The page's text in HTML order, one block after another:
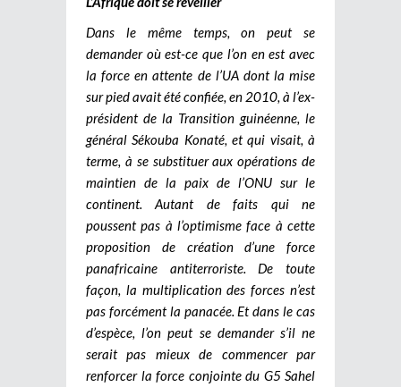
Dans le même temps, on peut se
demander où est-ce que l’on en est avec
la force en attente de l’UA dont la mise
sur pied avait été confiée, en 2010, à l’ex-
président de la Transition guinéenne, le
général Sékouba Konaté, et qui visait, à
terme, à se substituer aux opérations de
maintien de la paix de l’ONU sur le
continent. Autant de faits qui ne
poussent pas à l’optimisme face à cette
proposition de création d’une force
panafricaine antiterroriste. De toute
façon, la multiplication des forces n’est
pas forcément la panacée. Et dans le cas
d’espèce, l’on peut se demander s’il ne
serait pas mieux de commencer par
renforcer la force conjointe du G5 Sahel